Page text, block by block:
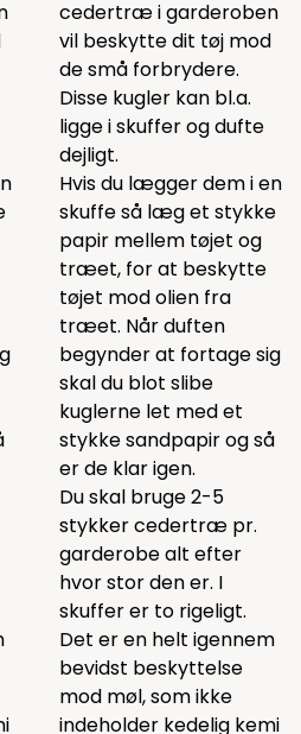
cedertræ i garderoben
vil beskytte dit tøj mod
de små forbrydere.
Disse kugler kan bl.a.
ligge i skuffer og dufte
dejligt.
Hvis du lægger dem i en
skuffe så læg et stykke
papir mellem tøjet og
træet, for at beskytte
tøjet mod olien fra
træet. Når duften
begynder at fortage sig
skal du blot slibe
kuglerne let med et
stykke sandpapir og så
er de klar igen.
Du skal bruge 2-5
stykker cedertræ pr.
garderobe alt efter
hvor stor den er. I
skuffer er to rigeligt.
Det er en helt igennem
bevidst beskyttelse
mod møl, som ikke
indeholder kedelig kemi